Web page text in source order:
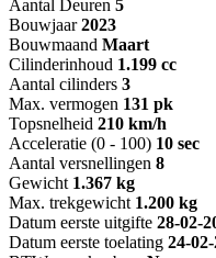
Aantal Deuren 5
Bouwjaar 2023
Bouwmaand Maart
Cilinderinhoud 1.199 cc
Aantal cilinders 3
Max. vermogen 131 pk
Topsnelheid 210 km/h
Acceleratie (0 - 100) 10 sec
Aantal versnellingen 8
Gewicht 1.367 kg
Max. trekgewicht 1.200 kg
Datum eerste uitgifte 28-02-
Datum eerste toelating 24-